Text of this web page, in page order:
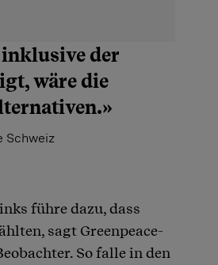
der
wäre die
Schweiz
führe dazu, dass
sagt Greenpeace-
So falle in den